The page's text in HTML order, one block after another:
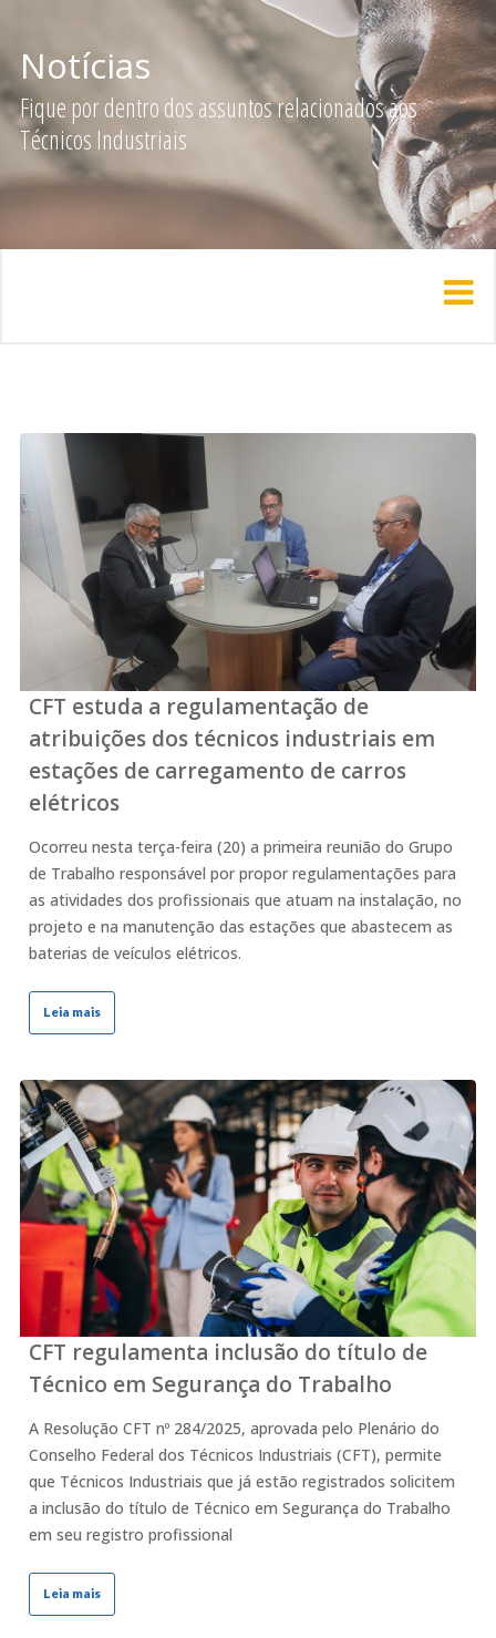
Notícias
Fique por dentro dos assuntos relacionados aos
Técnicos Industriais
CFT estuda a regulamentação de
atribuições dos técnicos industriais em
estações de carregamento de carros
elétricos
Ocorreu nesta terça-feira (20) a primeira reunião do Grupo
de Trabalho responsável por propor regulamentações para
as atividades dos profissionais que atuam na instalação, no
projeto e na manutenção das estações que abastecem as
baterias de veículos elétricos.
Leia mais
CFT regulamenta inclusão do título de
Técnico em Segurança do Trabalho
A Resolução CFT nº 284/2025, aprovada pelo Plenário do
Conselho Federal dos Técnicos Industriais (CFT), permite
que Técnicos Industriais que já estão registrados solicitem
a inclusão do título de Técnico em Segurança do Trabalho
em seu registro profissional
Leia mais